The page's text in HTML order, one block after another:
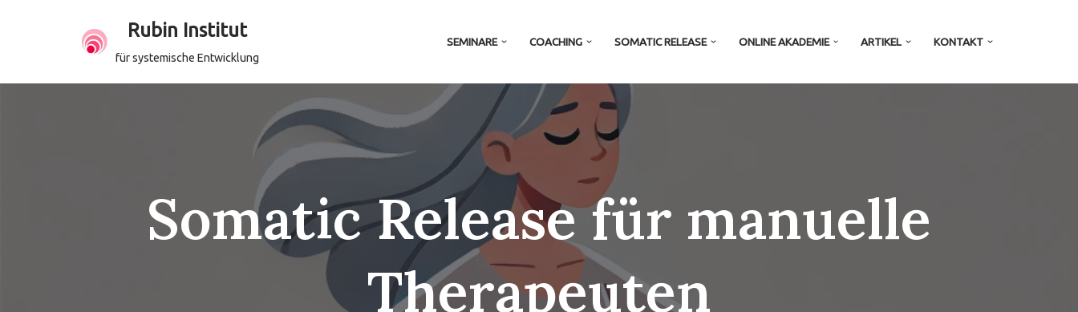
Rubin Institut
für systemische Entwicklung
SEMINARE COACHING SOMATIC RELEASE ONLINE AKADEMIE ARTIKEL KONTAKT
Somatic Release für manuelle
Therapeuten